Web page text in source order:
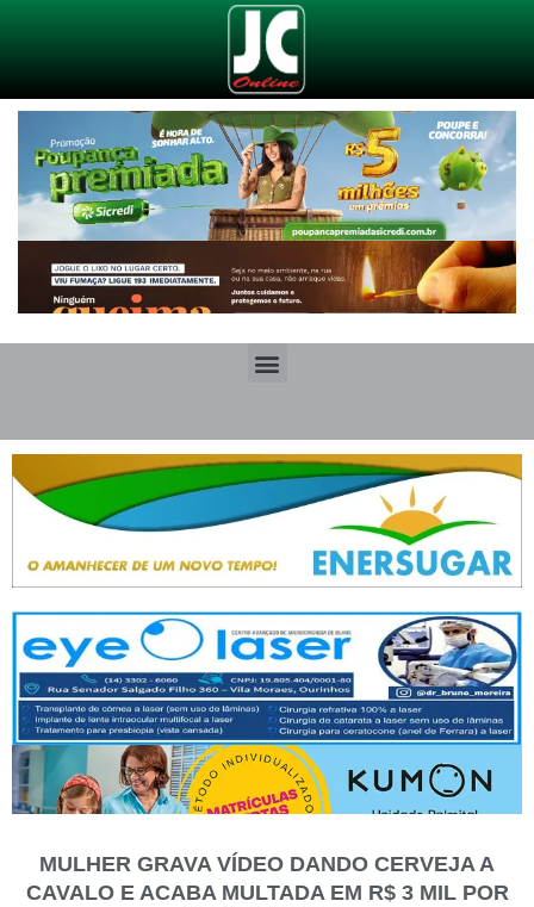
MULHER GRAVA VÍDEO DANDO CERVEJA A
CAVALO E ACABA MULTADA EM R$ 3 MIL POR